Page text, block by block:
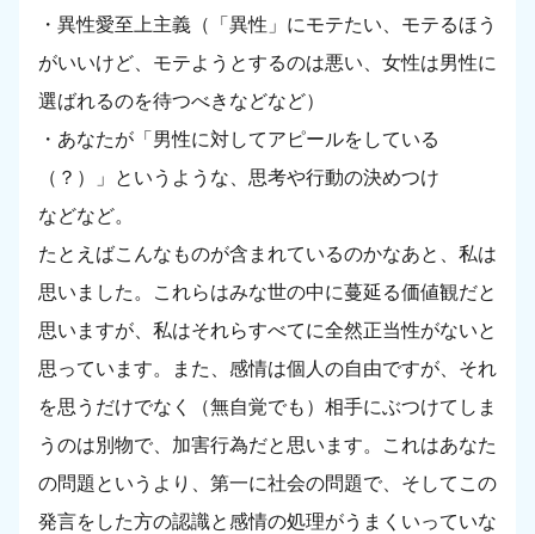
・異性愛至上主義（「異性」にモテたい、モテるほう
がいいけど、モテようとするのは悪い、女性は男性に
選ばれるのを待つべきなどなど）
・あなたが「男性に対してアピールをしている
（？）」というような、思考や行動の決めつけ
などなど。
たとえばこんなものが含まれているのかなあと、私は
思いました。これらはみな世の中に蔓延る価値観だと
思いますが、私はそれらすべてに全然正当性がないと
思っています。また、感情は個人の自由ですが、それ
を思うだけでなく（無自覚でも）相手にぶつけてしま
うのは別物で、加害行為だと思います。これはあなた
の問題というより、第一に社会の問題で、そしてこの
発言をした方の認識と感情の処理がうまくいっていな